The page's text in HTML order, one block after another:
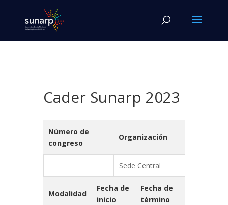
Cader Sunarp 2023
Número de
congreso
Organización
Sede Central
Modalidad
Fecha de
inicio
Fecha de
término